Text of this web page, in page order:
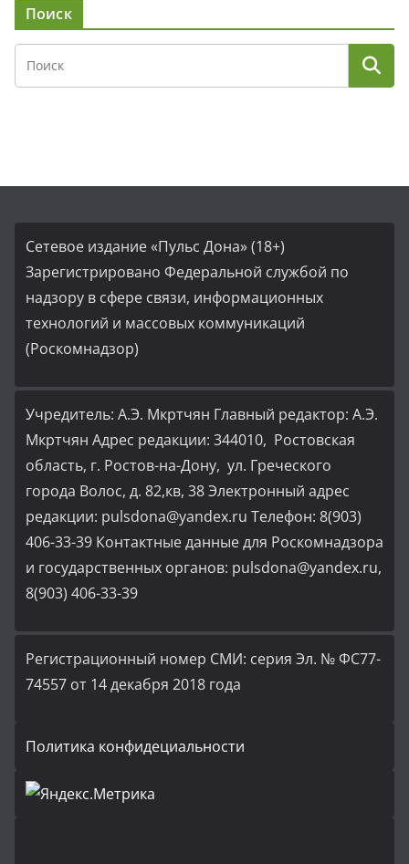
Поиск
Сетевое издание «Пульс Дона» (18+)
Зарегистрировано Федеральной службой по
надзору в сфере связи, информационных
технологий и массовых коммуникаций
(Роскомнадзор)
Учредитель: А.Э. Мкртчян Главный редактор: А.Э.
Мкртчян Адрес редакции: 344010, Ростовская
область, г. Ростов-на-Дону, ул. Греческого
города Волос, д. 82,кв, 38 Электронный адрес
редакции: pulsdona@yandex.ru Телефон: 8(903)
406-33-39 Контактные данные для Роскомнадзора
и государственных органов: pulsdona@yandex.ru,
8(903) 406-33-39
Регистрационный номер СМИ: серия Эл. № ФС77-
74557 от 14 декабря 2018 года
Политика конфидециальности